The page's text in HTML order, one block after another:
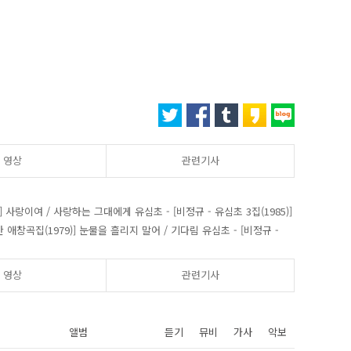
영상 관련기사
랑이여 / 사랑하는 그대에게 유심초 - [비정규 - 유심초 3집(1985)]
창곡집(1979)] 눈물을 흘리지 말어 / 기다림 유심초 - [비정규 -
영상 관련기사
앨범 듣기 뮤비 가사 악보